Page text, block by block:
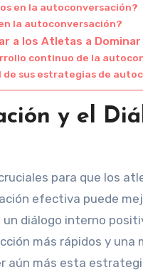
en la autoconversación?
la autoconversación?
a los Atletas a
continuo de la
sus estrategias de
y el
para que los
efectiva puede
diálogo interno
más rápidos y una
aún más esta